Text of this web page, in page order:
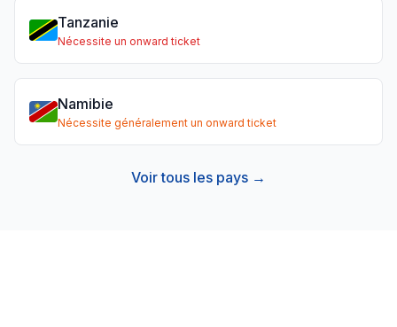
Tanzanie
Nécessite un onward ticket
Namibie
Nécessite généralement un onward ticket
Voir tous les pays →